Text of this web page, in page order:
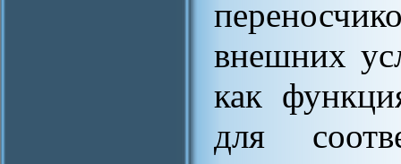
внешних
как
для